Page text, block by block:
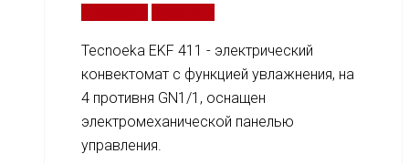
Tecnoeka EKF 411 - электрический
конвектомат с функцией увлажнения, на
4 противня GN1/1, оснащен
электромеханической панелью
управления.